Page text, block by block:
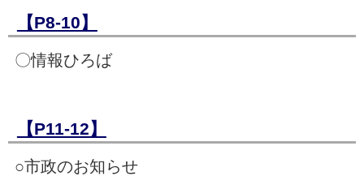
【P8-10】
〇情報ひろば
【P11-12】
○市政のお知らせ